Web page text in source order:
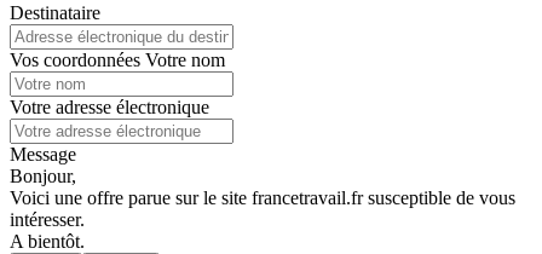
Destinataire
Vos coordonnées Votre nom
Votre adresse électronique
Message
Bonjour,
Voici une offre parue sur le site francetravail.fr susceptible de vous
intéresser.
A bientôt.